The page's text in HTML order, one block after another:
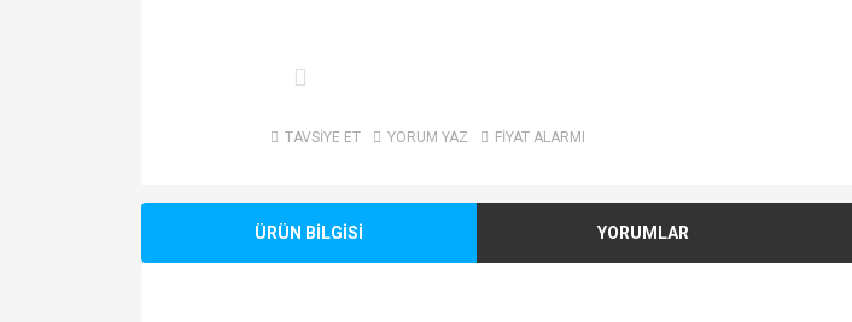
TAVSİYE ET YORUM YAZ FİYAT ALARMI
ÜRÜN BİLGİSİ YORUMLAR